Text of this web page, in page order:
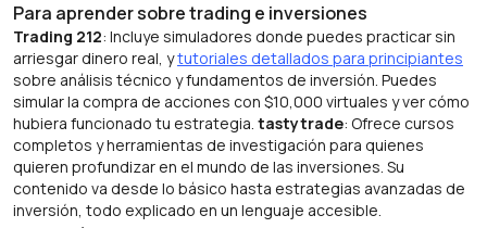
Para aprender sobre trading e inversiones
Trading 212: Incluye simuladores donde puedes practicar sin
arriesgar dinero real, ytutoriales detallados para principiantes
sobre análisis técnico y fundamentos de inversión. Puedes
simular la compra de acciones con $10,000 virtuales y ver cómo
hubiera funcionado tu estrategia. tastytrade: Ofrece cursos
completos y herramientas de investigación para quienes
quieren profundizar en el mundo de las inversiones. Su
contenido va desde lo básico hasta estrategias avanzadas de
inversión, todo explicado en un lenguaje accesible.